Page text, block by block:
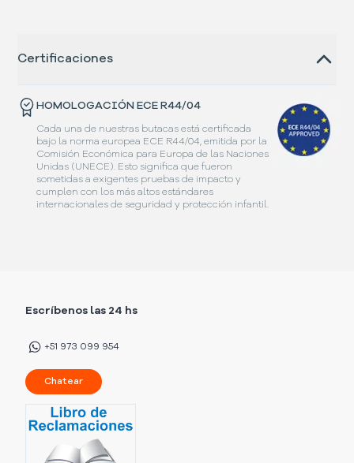
Certificaciones
HOMOLOGACIÓN ECE R44/04
Cada una de nuestras butacas está certificada
bajo la norma europea ECE R44/04, emitida por la
Comisión Económica para Europa de las Naciones
Unidas (UNECE). Esto significa que fueron
sometidas a exigentes pruebas de impacto y
cumplen con los más altos estándares
internacionales de seguridad y protección infantil.
Escríbenos las 24 hs
+51 973 099 954
Chatear